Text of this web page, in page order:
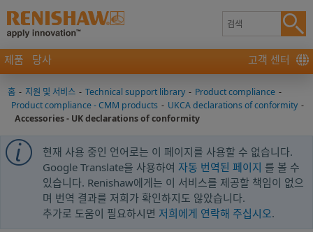
제품 당사 고객 센터
홈 - 지원 및 서비스 - Technical support library - Product compliance -
Product compliance - CMM products - UKCA declarations of conformity -
Accessories - UK declarations of conformity
현재 사용 중인 언어로는 이 페이지를 사용할 수 없습니다.
Google Translate을 사용하여 자동 번역된 페이지 를 볼 수
있습니다. Renishaw에게는 이 서비스를 제공할 책임이 없으
며 번역 결과를 저희가 확인하지도 않았습니다.
추가로 도움이 필요하시면 저희에게 연락해 주십시오.